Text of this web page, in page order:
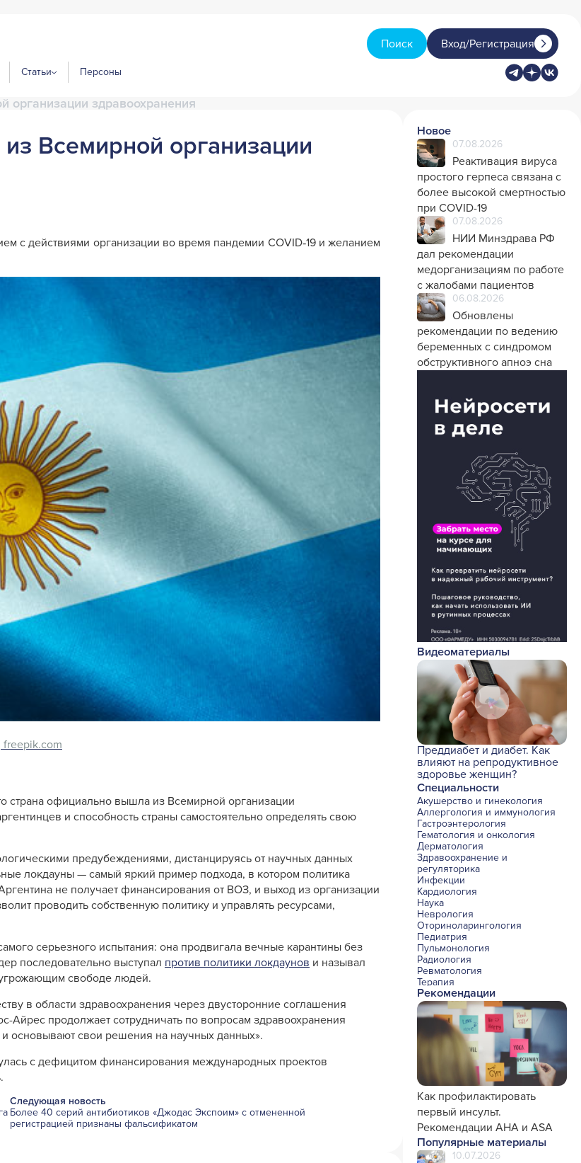
Поиск Вход/Регистрация
Статьи Персоны
здравоохранения
Всемирной организации
с действиями организации во время пандемии COVID‑19 и желанием
freepik.com
страна официально вышла из Всемирной организации
и способность страны самостоятельно определять свою
предубеждениями, дистанцируясь от научных данных
локдауны — самый яркий пример подхода, в котором политика
не получает финансирования от ВОЗ, и выход из организации
проводить собственную политику и управлять ресурсами,
серьезного испытания: она продвигала вечные карантины без
последовательно выступал против политики локдаунов и называл
свободе людей.
в области здравоохранения через двусторонние соглашения
продолжает сотрудничать по вопросам здравоохранения
основывают свои решения на научных данных».
с дефицитом финансирования международных проектов
Следующая новость
Более 40 серий антибиотиков «Джодас Экспоим» с отмененной
регистрацией признаны фальсификатом
Новое
07.08.2026
Реактивация вируса
простого герпеса связана с
более высокой смертностью
при COVID-19
07.08.2026
НИИ Минздрава РФ
дал рекомендации
медорганизациям по работе
с жалобами пациентов
06.08.2026
Обновлены
рекомендации по ведению
беременных с синдромом
обструктивного апноэ сна
Видеоматериалы
Преддиабет и диабет. Как
влияют на репродуктивное
здоровье женщин?
Специальности
Акушерство и гинекология
Аллергология и иммунология
Гастроэнтерология
Гематология и онкология
Дерматология
Здравоохранение и
регуляторика
Инфекции
Кардиология
Наука
Неврология
Оториноларингология
Педиатрия
Пульмонология
Радиология
Ревматология
Терапия
Урология и нефрология
Фармакология
Хирургия с реаниматологией
Эндокринология
Психиатрия
Офтальмология
Эндоскопия
Стоматология
Травматология и ортопедия
Генетика
Фтизиатрия
Рекомендации
Как профилактировать
первый инсульт.
Рекомендации AHA и ASA
Популярные материалы
10.07.2026